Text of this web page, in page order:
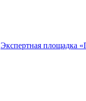
Экспертная площадка